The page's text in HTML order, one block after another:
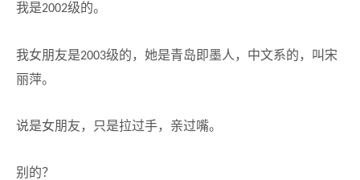
我是2002级的。
我女朋友是2003级的，她是青岛即墨人，中文系的，叫宋
丽萍。
说是女朋友，只是拉过手，亲过嘴。
别的？